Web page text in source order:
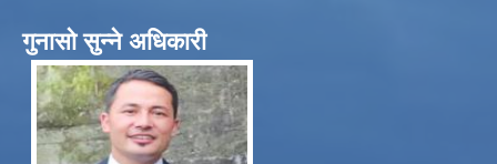
गुनासो सुन्ने अधिकारी